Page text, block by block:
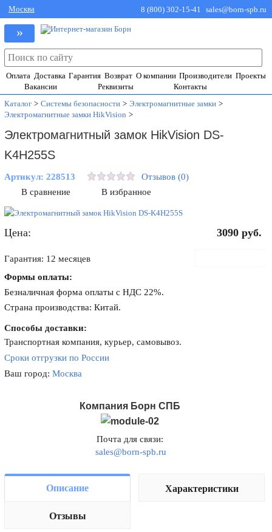
Москва 8 (800) 302-15-41 sales@born-spb.ru
»
Оплата Доставка Гарантия Возврат О компании Производители Проекты
Вакансии
Реквизиты
Контакты
Каталог > Системы безопасности > Электромагнитные замки >
Электромагнитные замки HikVision >
Электромагнитный замок HikVision DS-
K4H255S
Артикул:228513
Отзывов (0)
В сравнение
В избранное
Цена: 3090 руб.
Гарантия: 12 месяцев
Формы оплаты:
Безналичная форма оплаты с НДС 22%.
Страна производства: Китай.
Способы доставки:
Транспортная компания, курьер, самовывоз.
Сроки отгрузки по России
Ваш город:Москва
Компания Борн СПБ
Почта для связи:
sales@born-spb.ru
Описание Характеристики
Отзывы